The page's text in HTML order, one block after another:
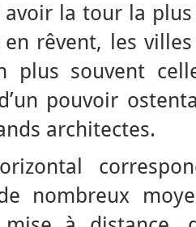
la tour la
en rêvent, les
plus souvent
pouvoir
architectes.
nombreux